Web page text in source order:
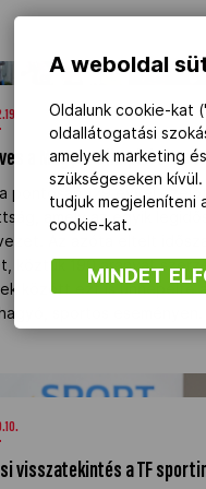
a Magyar Olimpiai
a Magyar Olimpiai
pontosan 129 évvel
amely az egyik
Az azóta eltelt
köztük 190 aranyat
között ezt is ünnepelte
sportos eseményen.
visszatekintés a TF
visszatekintés a TF
A weboldal
Oldalunk cookie-kat
oldallátogatási
amelyek marketing
szükségeseken
tudjuk megjeleníteni
cookie-kat.
MINDET